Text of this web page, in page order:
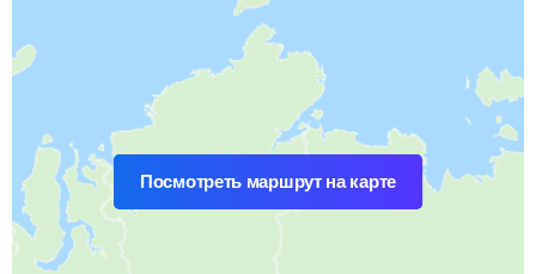
Посмотреть маршрут на карте